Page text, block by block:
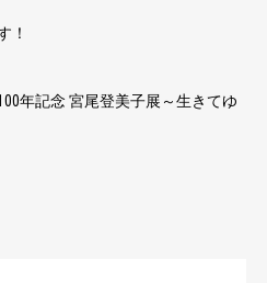
！
年記念 宮尾登美子展～生きてゆ